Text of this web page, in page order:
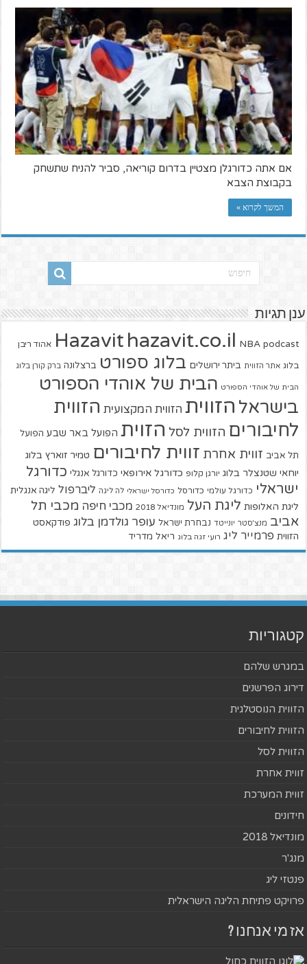
אם אתה כדורגלן מצטיין בדרום קוריאה, סביר להניח שתשחק
בקבוצת הצבא
המשך לקרוא »
ענן תגיות
Hazavit hazavit.co.il NBA podcast אהוד ריבן
בלוג אתר הזווית ביתר ירושלים בלוג ספורט ברצלונה ברק קורן בלוג
הבית של אוהדי הספורט הבית של אוהדי הספורט
בישראל הזווית הזווית המקצועית הזווית
לחיבורים הזווית לסל הזוית הפועל באר שבע הפועל
תל אביב זווית אחרת זווית לחיבורים טמיר זוארץ בלוג
יוחאי שטנצלר בלוג יורגן קלופ כדורגל אירופאי כדורגל אנגלי כדורגל
ישראלי כדורגל עולמי כדורסל כדורסל ישראלי לה ליגה ליברפול ליגה אנגלית
ליגת האלופות ליגת העל מונדיאל 2018 מכבי חיפה מכבי תל
אביב מנצ'סטר יונייטד נבחרת ישראל עופר גולדמן בלוג פודקאסט
הזווית פרמייר ליג רועי זגה בלוג ריאל מדריד
קטגוריות
במגרש שלהם
דירוג הפרשנים
הזווית הנוסטלגית
הזווית לחיבורים
הזווית לסל
זווית אחרת
זווית המערכת
חידונים
מונדיאל 2018
מנג'ר
פנטזי ליג
פרויקט פתיחת הליגה הישראלית
אז מי אנחנו ?